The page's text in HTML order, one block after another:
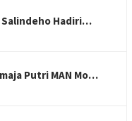
Salindeho Hadiri…
Putri MAN Mo…